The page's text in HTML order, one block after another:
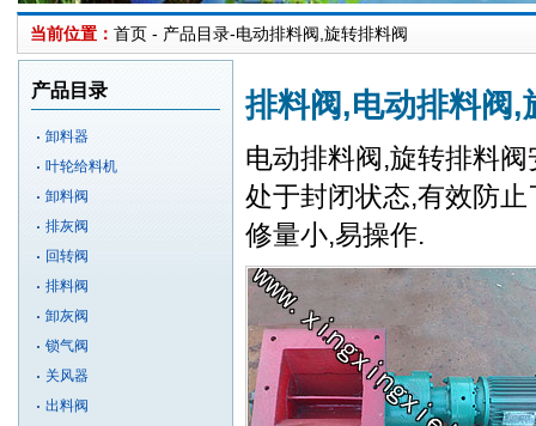
当前位置： 首页 - 产品目录-电动排料阀,旋转排料阀
产品目录
卸料器
叶轮给料机
卸料阀
排灰阀
回转阀
排料阀
卸灰阀
锁气阀
关风器
出料阀
排料阀,电动排料阀,
电动排料阀,旋转排料
处于封闭状态,有效防
修量小,易操作.